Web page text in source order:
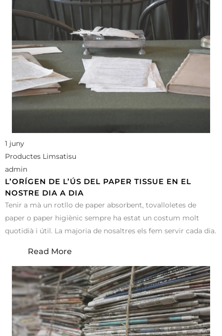
1 juny
Productes Limsatisu
admin
L’ORÍGEN DE L’ÚS DEL PAPER TISSUE EN EL
NOSTRE DIA A DIA
Tenir a mà un rotllo de paper absorbent, tovalloletes de
paper o paper higiènic sempre ha estat un costum molt
quotidià i útil. La majoria de nosaltres els fem servir cada dia.
Read More